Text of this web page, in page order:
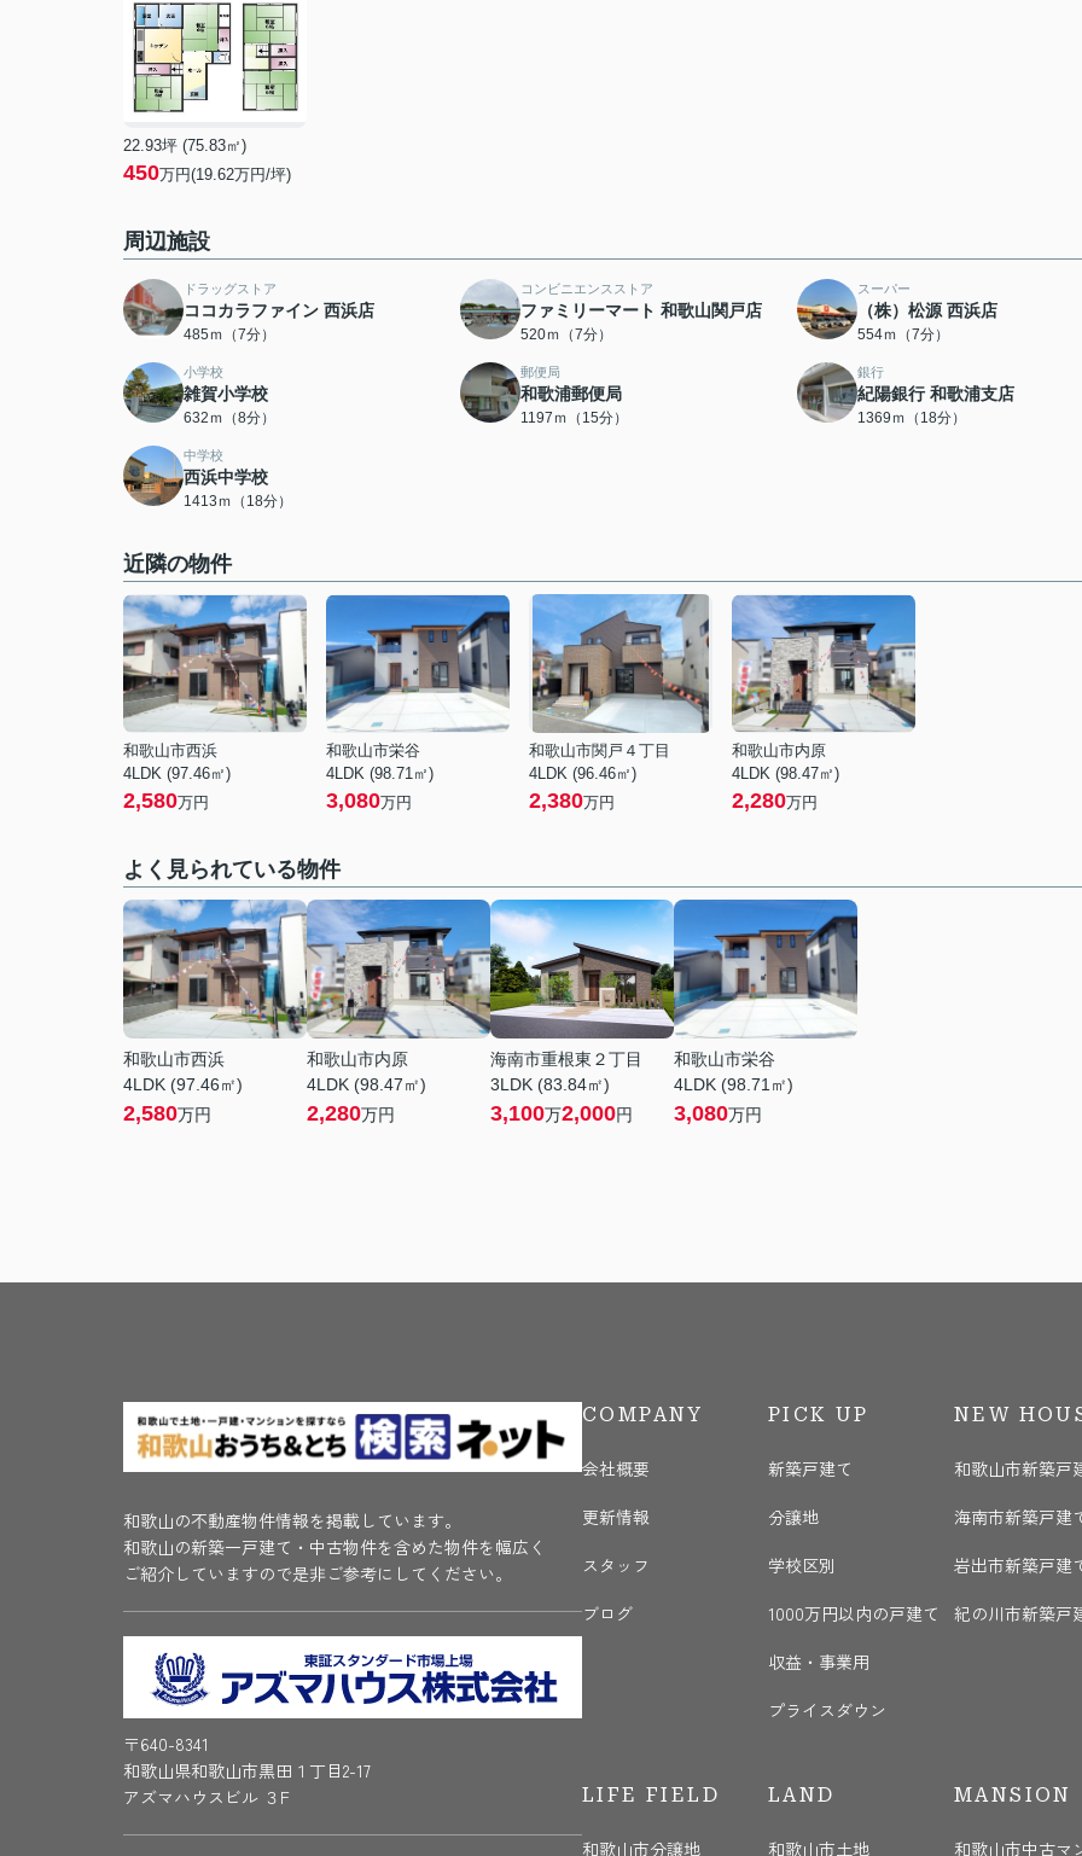
22.93坪 (75.83㎡)
450万円(19.62万円/坪)
周辺施設
ドラッグストア
ココカラファイン 西浜店
485ｍ（7分）
コンビニエンスストア
ファミリーマート 和歌山関戸店
520ｍ（7分）
スーパー
（株）松源 西浜店
554ｍ（7分）
小学校
雑賀小学校
632ｍ（8分）
郵便局
和歌浦郵便局
1197ｍ（15分）
銀行
紀陽銀行 和歌浦支店
1369ｍ（18分）
中学校
西浜中学校
1413ｍ（18分）
近隣の物件
和歌山市西浜
4LDK (97.46㎡)
2,580万円
和歌山市栄谷
4LDK (98.71㎡)
3,080万円
和歌山市関戸４丁目
4LDK (96.46㎡)
2,380万円
和歌山市内原
4LDK (98.47㎡)
2,280万円
よく見られている物件
和歌山市西浜
4LDK (97.46㎡)
2,580万円
和歌山市内原
4LDK (98.47㎡)
2,280万円
海南市重根東２丁目
3LDK (83.84㎡)
3,100万2,000円
和歌山市栄谷
4LDK (98.71㎡)
3,080万円
和歌山の不動産物件情報を掲載しています。
和歌山の新築一戸建て・中古物件を含めた物件を幅広く
ご紹介していますので是非ご参考にしてください。
〒640-8341
和歌山県和歌山市黒田１丁目2-17
アズマハウスビル ３F
COMPANY
会社概要
更新情報
スタッフ
ブログ
PICK UP
新築戸建て
分譲地
学校区別
1000万円以内の戸建て
収益・事業用
プライスダウン
NEW
和歌山市新築戸
海南市新築戸建
岩出市新築戸建
紀の川市新築戸
LIFE FIELD
和歌山市分譲地
LAND
和歌山市土地
MANSION
和歌山市中古マ